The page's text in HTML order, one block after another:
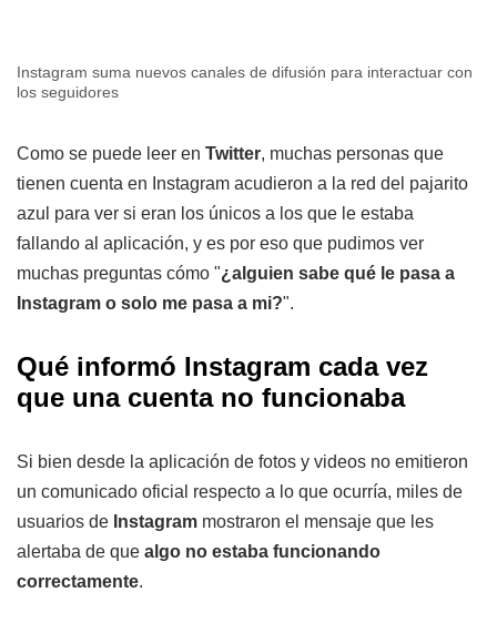
Instagram suma nuevos canales de difusión para interactuar con
los seguidores
Como se puede leer en Twitter, muchas personas que
tienen cuenta en Instagram acudieron a la red del pajarito
azul para ver si eran los únicos a los que le estaba
fallando al aplicación, y es por eso que pudimos ver
muchas preguntas cómo "¿alguien sabe qué le pasa a
Instagram o solo me pasa a mi?".
Qué informó Instagram cada vez
que una cuenta no funcionaba
Si bien desde la aplicación de fotos y videos no emitieron
un comunicado oficial respecto a lo que ocurría, miles de
usuarios de Instagram mostraron el mensaje que les
alertaba de que algo no estaba funcionando
correctamente.